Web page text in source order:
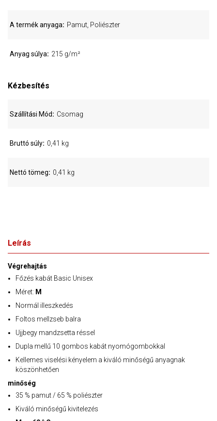
Leírás
Végrehajtás
Főzés kabát Basic Unisex
Méret: M
Normál illeszkedés
Foltos mellzseb balra
Ujjbegy mandzsetta réssel
Dupla mellű 10 gombos kabát nyomógombokkal
Kellemes viselési kényelem a kiváló minőségű anyagnak
köszönhetően
minőség
35 % pamut / 65 % poliészter
Kiváló minőségű kivitelezés
A termék anyaga Pamut, Poliészter
Anyag súlya 215 g/m²
Kézbesítés
Szállítási Mód Csomag
Bruttó súly 0,41 kg
Nettó tömeg 0,41 kg